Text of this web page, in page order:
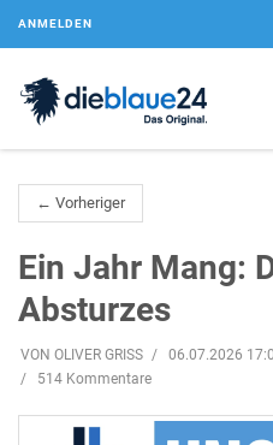
ANMELDEN
← Vorheriger
Ein Jahr Mang:
Absturzes
VON OLIVER GRISS 06.07.2026
514 Kommentare